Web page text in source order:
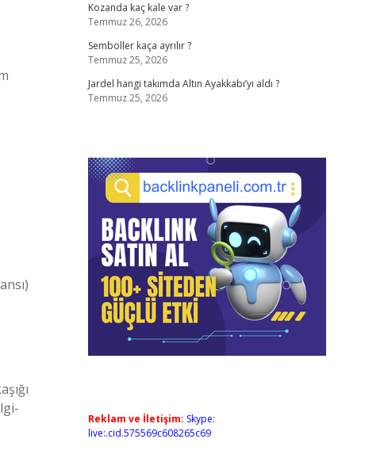
Kozanda kaç kale var ?
Temmuz 26, 2026
Semboller kaça ayrılır ?
Temmuz 25, 2026
Jardel hangi takımda Altın Ayakkabı’yı aldı ?
Temmuz 25, 2026
Reklam ve İletişim: Skype:
live:.cid.575569c608265c69